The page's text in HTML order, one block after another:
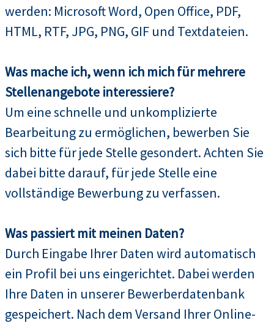
werden: Microsoft Word, Open Office, PDF,
HTML, RTF, JPG, PNG, GIF und Textdateien.
Was mache ich, wenn ich mich für mehrere
Stellenangebote interessiere?
Um eine schnelle und unkomplizierte
Bearbeitung zu ermöglichen, bewerben Sie
sich bitte für jede Stelle gesondert. Achten Sie
dabei bitte darauf, für jede Stelle eine
vollständige Bewerbung zu verfassen.
Was passiert mit meinen Daten?
Durch Eingabe Ihrer Daten wird automatisch
ein Profil bei uns eingerichtet. Dabei werden
Ihre Daten in unserer Bewerberdatenbank
gespeichert. Nach dem Versand Ihrer Online-